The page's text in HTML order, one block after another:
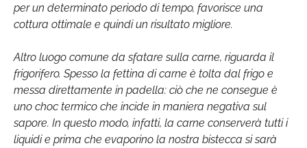
per un determinato periodo di tempo, favorisce una
cottura ottimale e quindi un risultato migliore.
Altro luogo comune da sfatare sulla carne, riguarda il
frigorifero. Spesso la fettina di carne è tolta dal frigo e
messa direttamente in padella: ciò che ne consegue è
uno choc termico che incide in maniera negativa sul
sapore. In questo modo, infatti, la carne conserverà tutti i
liquidi e prima che evaporino la nostra bistecca si sarà